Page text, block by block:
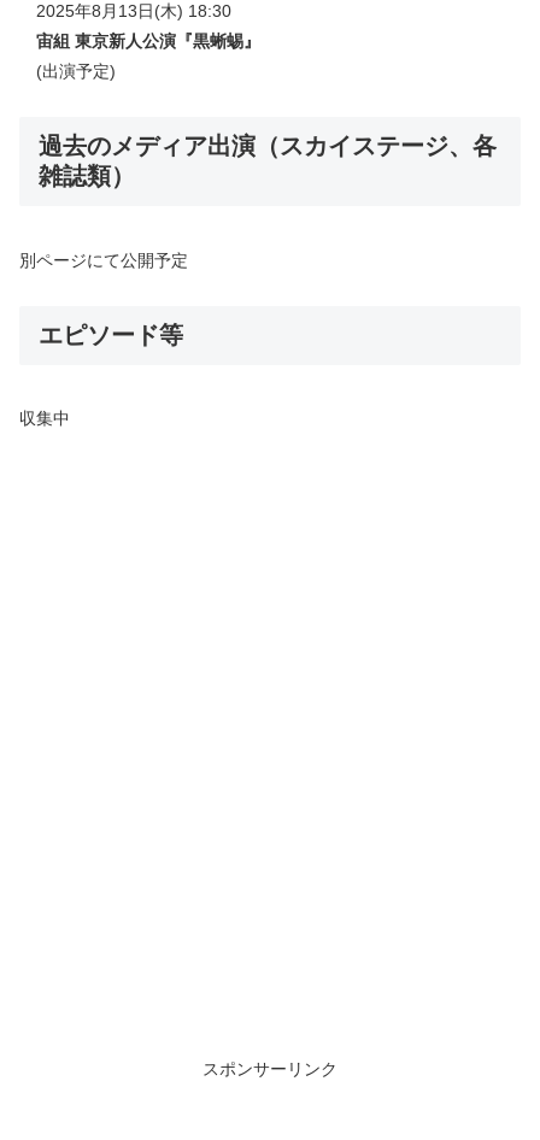
2025年8月13日(木) 18:30
宙組 東京新人公演 『黒蜥蜴』
(出演予定)
過去のメディア出演（スカイステージ、各
雑誌類）
別ページにて公開予定
エピソード等
収集中
スポンサーリンク